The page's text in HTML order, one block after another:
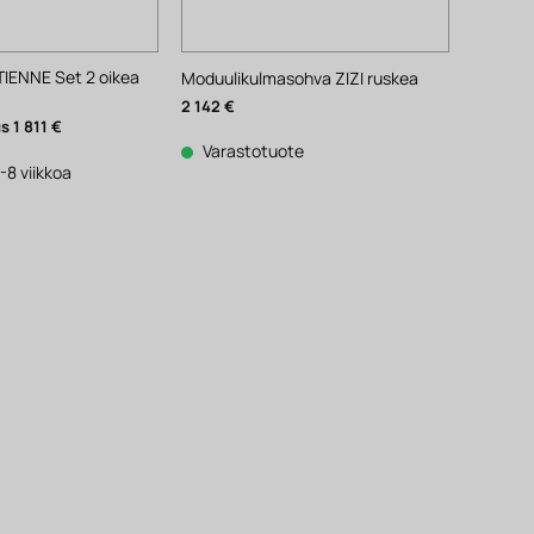
Set 2 oikea
1 811 €Nykyinen
1
811 €.
viikkoa
Moduulikulmasohva ZIZI ruskea
2 142€
Varastotuote